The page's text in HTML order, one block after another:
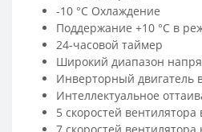
-10 °C Охлаждение
Поддержание +10 °С в
24-часовой таймер
Широкий диапазон
Инверторный двигатель
Интеллектуальное
5 скоростей вентилятора